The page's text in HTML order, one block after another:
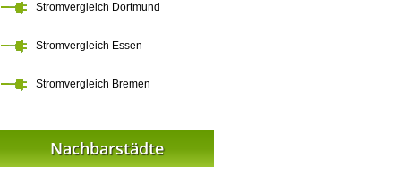
Stromvergleich Dortmund
Stromvergleich Essen
Stromvergleich Bremen
Nachbarstädte